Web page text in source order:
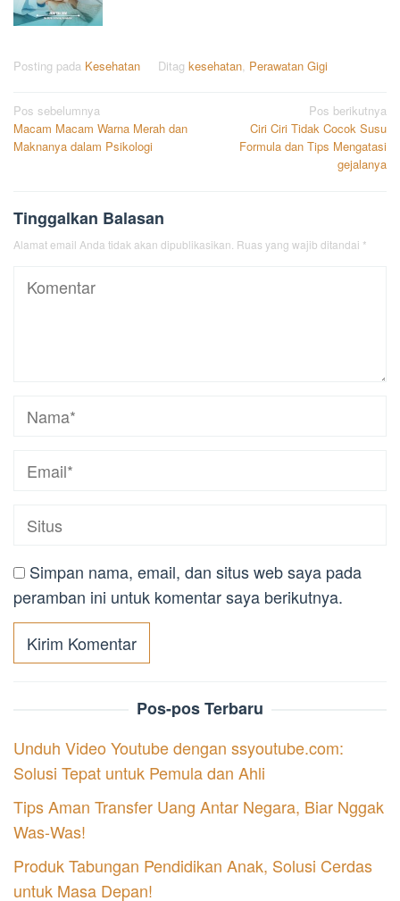
Posting pada Kesehatan Ditag kesehatan Perawatan Gigi
Navigasi
pos
Pos sebelumnya
Macam Macam Warna Merah dan
Maknanya dalam Psikologi
Pos berikutnya
Ciri Ciri Tidak Cocok Susu
Formula dan Tips Mengatasi
gejalanya
Tinggalkan Balasan
Alamat email Anda tidak akan dipublikasikan. Ruas yang wajib ditandai *
Simpan nama, email, dan situs web saya pada
peramban ini untuk komentar saya berikutnya.
Pos-pos Terbaru
Unduh Video Youtube dengan ssyoutube.com:
Solusi Tepat untuk Pemula dan Ahli
Tips Aman Transfer Uang Antar Negara, Biar Nggak
Was-Was!
Produk Tabungan Pendidikan Anak, Solusi Cerdas
untuk Masa Depan!